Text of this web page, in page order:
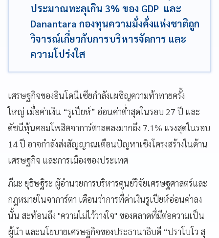
ประมาณทะลุเกิน 3% ของ GDP และ
Danantara กองทุนความมั่งคั่งแห่งชาติถูก
วิจารณ์เกี่ยวกับการบริหารจัดการ และ
ความโปร่งใส
เศรษฐกิจของอินโดนีเซียกำลังเผชิญความท้าทายครั้ง
ใหญ่ เมื่อค่าเงิน “รูเปียห์” อ่อนค่าต่ำสุดในรอบ 27 ปี และ
ดัชนีหุ้นคอมโพสิตจาการ์ตาลดลงมากถึง 7.1% แรงสุดในรอบ
14 ปี อาจกำลังส่งสัญญาณเตือนปัญหาเชิงโครงสร้างในด้าน
เศรษฐกิจ และการเมืองของประเทศ
ภีมะ ยุธิษฐิระ ผู้อำนวยการบริหารศูนย์วิจัยเศรษฐศาสตร์และ
กฎหมายในจาการ์ตา เตือนว่าการที่ค่าเงินรูเปียห์อ่อนค่าลง
นั้น สะท้อนถึง "ความไม่ไว้วางใจ" ของตลาดที่มีต่อความเป็น
ผู้นำ และนโยบายเศรษฐกิจของประธานาธิบดี “ปราโบโว สุ